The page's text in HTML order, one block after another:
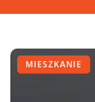
MIESZKANIE